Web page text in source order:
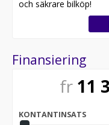
och säkrare bilköp!
Finansiering
fr 11
KONTANTINSATS